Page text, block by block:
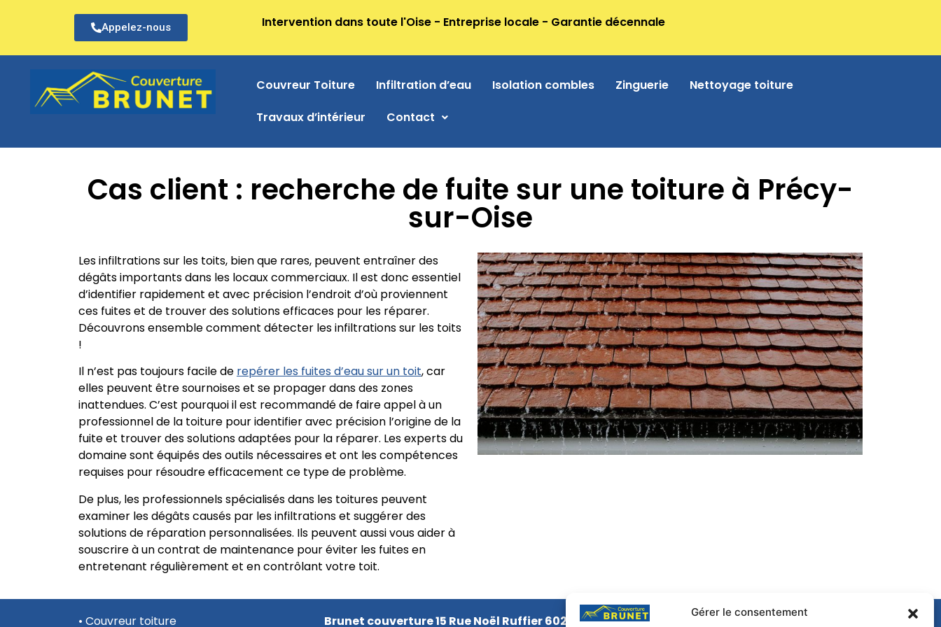
Gérer le consentement
Intervention dans toute l'Oise - Entreprise locale - Garantie décennale
Appelez-nous
Couvreur Toiture Infiltration d’eau Isolation combles Zinguerie
Nettoyage toiture
Travaux d’intérieur
Contact
Cas client : recherche de fuite sur une toiture à Précy-
sur-Oise
Les infiltrations sur les toits, bien que rares, peuvent entraîner des
dégâts importants dans les locaux commerciaux. Il est donc essentiel
d’identifier rapidement et avec précision l’endroit d’où proviennent
ces fuites et de trouver des solutions efficaces pour les réparer.
Découvrons ensemble comment détecter les infiltrations sur les toits
!
Il n’est pas toujours facile de repérer les fuites d’eau sur un toit, car
elles peuvent être sournoises et se propager dans des zones
inattendues. C’est pourquoi il est recommandé de faire appel à un
professionnel de la toiture pour identifier avec précision l’origine de la
fuite et trouver des solutions adaptées pour la réparer. Les experts du
domaine sont équipés des outils nécessaires et ont les compétences
requises pour résoudre efficacement ce type de problème.
De plus, les professionnels spécialisés dans les toitures peuvent
examiner les dégâts causés par les infiltrations et suggérer des
solutions de réparation personnalisées. Ils peuvent aussi vous aider à
souscrire à un contrat de maintenance pour éviter les fuites en
entretenant régulièrement et en contrôlant votre toit.
• Couvreur toiture Brunet couverture 15 Rue Noël Ruffier 60250 Mouy